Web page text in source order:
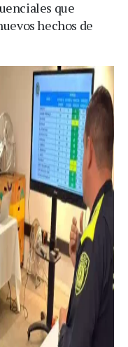
que
hechos de